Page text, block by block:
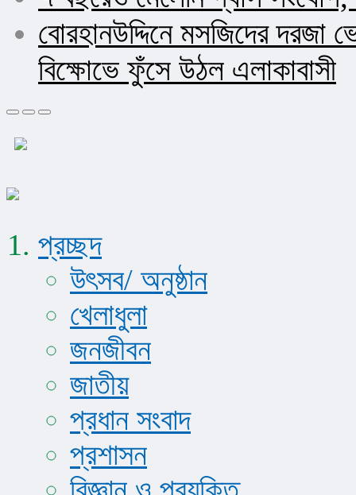
বোরহানউদ্দিনে মসজিদের দরজা
বিক্ষোভে ফুঁসে উঠল এলাকাবাসী
প্রচ্ছদ
উৎসব/ অনুষ্ঠান
খেলাধুলা
জনজীবন
জাতীয়
প্রধান সংবাদ
প্রশাসন